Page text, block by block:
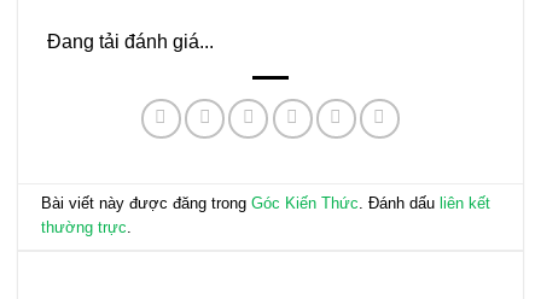
Đang tải đánh giá...
Bài viết này được đăng trongGóc Kiến Thức. Đánh dấu liên kết
thường trực.